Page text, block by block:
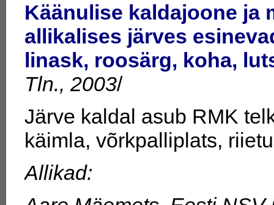
Käänulise kaldajoone ja
allikalises järves
linask, roosärg, koha,
Tln., 2003/
Järve kaldal asub RMK
käimla, võrkpalliplats,
Allikad: